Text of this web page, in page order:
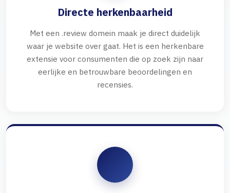
Directe herkenbaarheid
Met een .review domein maak je direct duidelijk
waar je website over gaat. Het is een herkenbare
extensie voor consumenten die op zoek zijn naar
eerlijke en betrouwbare beoordelingen en
recensies.